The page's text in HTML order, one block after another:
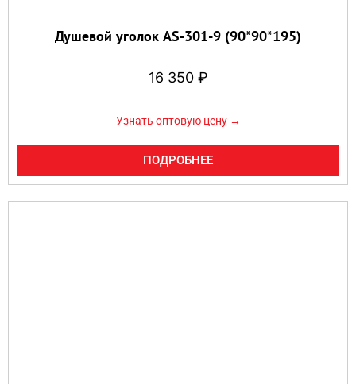
Душевой уголок AS-301-9 (90*90*195)
16 350 ₽
Узнать оптовую цену →
ПОДРОБНЕЕ